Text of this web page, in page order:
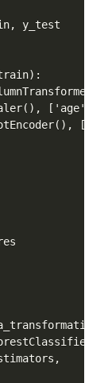
y_test
['age',